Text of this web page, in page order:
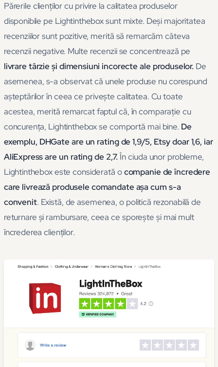
Părerile clienților cu privire la calitatea produselor
disponibile pe Lightinthebox sunt mixte. Deși majoritatea
recenziilor sunt pozitive, merită să remarcăm câteva
recenzii negative. Multe recenzii se concentrează pe
livrare târzie și dimensiuni incorecte ale produselor. De
asemenea, s-a observat că unele produse nu corespund
așteptărilor în ceea ce privește calitatea. Cu toate
acestea, merită remarcat faptul că, în comparație cu
concurența, Lightinthebox se comportă mai bine. De
exemplu, DHGate are un rating de 1,9/5, Etsy doar 1,6, iar
AliExpress are un rating de 2,7. În ciuda unor probleme,
Lightinthebox este considerată ocompanie de încredere
care livrează produsele comandate așa cum s-a
convenit. Există, de asemenea, o politică rezonabilă de
returnare și rambursare, ceea ce sporește și mai mult
încrederea clienților.